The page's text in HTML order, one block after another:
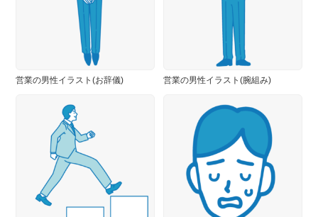
営業の男性イラスト(お辞儀) 営業の男性イラスト(腕組み)